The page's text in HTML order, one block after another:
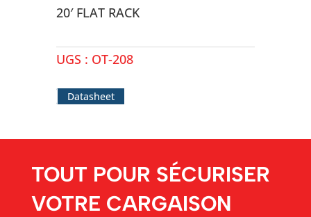
20′ FLAT RACK
UGS : OT-208
Datasheet
TOUT POUR SÉCURISER
VOTRE CARGAISON